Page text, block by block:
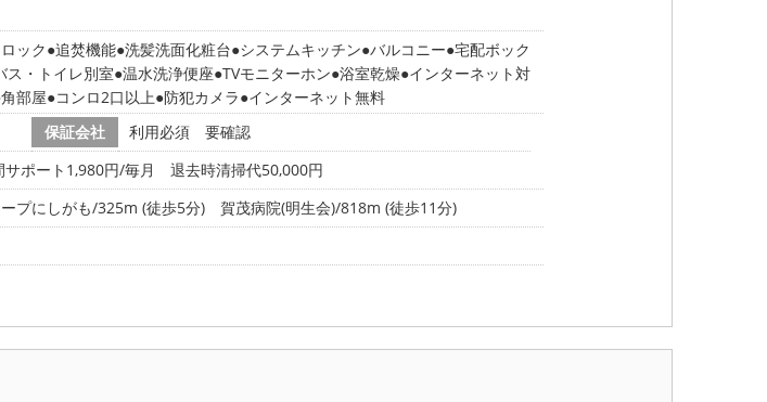
ック 追焚機能 洗髪洗面化粧台 システムキッチン バルコニー 宅配ボック
ス・トイレ別室 温水洗浄便座 TVモニターホン 浴室乾燥 インターネット対
角部屋 コンロ2口以上 防犯カメラ インターネット無料
保証会社
利用必須 要確認
ポート1,980円/毎月 退去時清掃代50,000円
プにしがも/325m (徒歩5分)
賀茂病院(明生会)/818m (徒歩11分)